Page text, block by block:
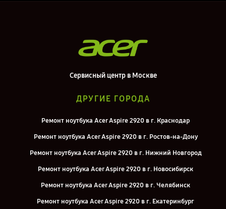
Сервисный центр в Москве
ДРУГИЕ ГОРОДА
Ремонт ноутбука Acer Aspire 2920 в г. Краснодар
Ремонт ноутбука Acer Aspire 2920 в г. Ростов-на-Дону
Ремонт ноутбука Acer Aspire 2920 в г. Нижний Новгород
Ремонт ноутбука Acer Aspire 2920 в г. Новосибирск
Ремонт ноутбука Acer Aspire 2920 в г. Челябинск
Ремонт ноутбука Acer Aspire 2920 в г. Екатеринбург